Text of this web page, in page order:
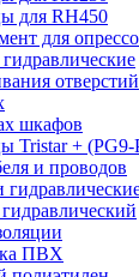
для RH450
для
отверстий
шкафов
Tristar + (PG9-
и проводов
ПВХ